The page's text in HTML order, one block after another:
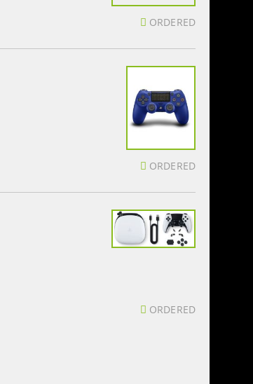
ORDERED
ORDERED
ORDERED